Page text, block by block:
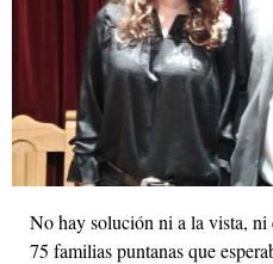
No hay solución ni a la vista, ni
75 familias puntanas que